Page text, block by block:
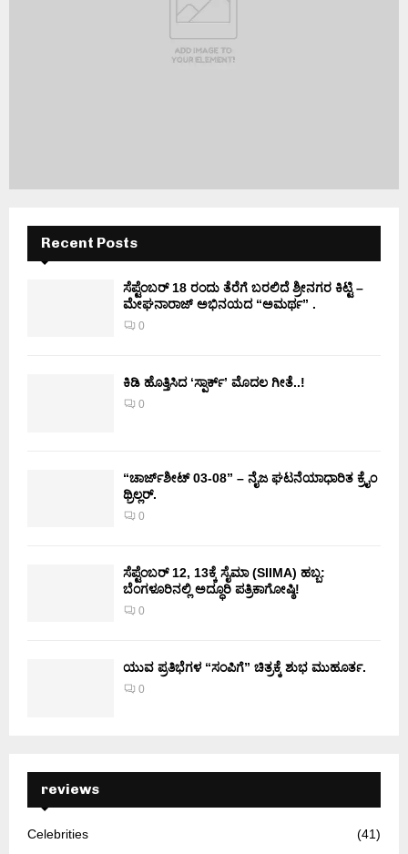
Recent Posts
ಸೆಪ್ಟೆಂಬರ್ 18 ರಂದು ತೆರೆಗೆ ಬರಲಿದೆ ಶ್ರೀನಗರ ಕಿಟ್ಟಿ –
ಮೇಘನಾರಾಜ್ ಅಭಿನಯದ “ಅಮರ್ಥ” .
0
ಕಿಡಿ‌‌ ಹೊತ್ತಿಸಿದ ‘ಸ್ಪಾರ್ಕ್’ ಮೊದಲ‌ ಗೀತೆ..!
0
“ಚಾರ್ಜ್‌ಶೀಟ್ 03-08” – ನೈಜ ಘಟನೆಯಾಧಾರಿತ ಕ್ರೈಂ
ಥ್ರಿಲ್ಲರ್.
0
ಸೆಪ್ಟೆಂಬರ್ 12, 13ಕ್ಕೆ ಸೈಮಾ (SIIMA) ಹಬ್ಬ:
ಬೆಂಗಳೂರಿನಲ್ಲಿ ಅದ್ಧೂರಿ ಪತ್ರಿಕಾಗೋಷ್ಠಿ!
0
ಯುವ ಪ್ರತಿಭೆಗಳ “ಸಂಪಿಗೆ” ಚಿತ್ರಕ್ಕೆ ಶುಭ ಮುಹೂರ್ತ.
0
reviews
Celebrities
(41)